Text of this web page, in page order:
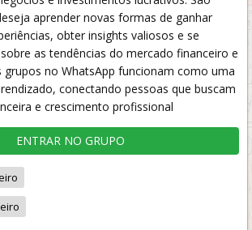
aprender novas formas de ganhar
obter insights valiosos e se
as tendências do mercado financeiro e
grupos no WhatsApp funcionam como uma
conectando pessoas que buscam
e crescimento profissional
ENTRAR NO GRUPO